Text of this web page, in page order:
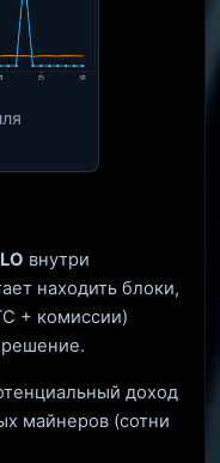
внутри
находить блоки,
+ комиссии)
доход
майнеров (сотни